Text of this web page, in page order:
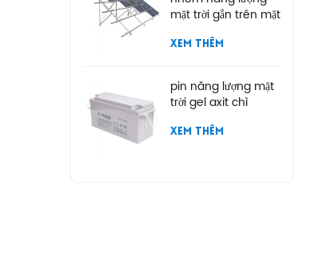
mặt trời gắn trên mặt
XEM THÊM
pin năng lượng mặt
trời gel axit chì
XEM THÊM